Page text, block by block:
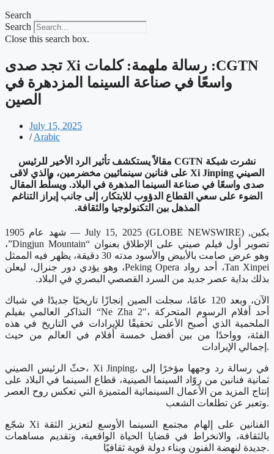
Search
Search
Close this search box.
‫CGTN: رسالة ملهمة: كلمات Xi تجد صدى
واسعًا في صناعة السينما المزدهرة في
الصين
July 15, 2025
/ Arabic
نشرت شبكة CGTN مقالاً يستكشف تأثير الرد الأخير للرئيس
الصيني Xi Jinping على فنانين سينمائيين مخضرمين، والذي لاقى
صدى واسعًا في صناعة السينما المذهرة في البلاد. ويسلِّط المقال
الضوء على سعي القطاع الدؤوب للابتكار، إلى جانب إبراز التناغم
المذهل بين التكنولوجيا والثقافة.
بكين, July 15, 2025 (GLOBE NEWSWIRE) — شهد عام 1905
تصوير أول فيلم صيني على الإطلاق بعنوان “Dingjun Mountain”،
وهو عرض صامت بالأبيض والأسود مدته 30 دقيقة، يظهر فيه الممثل
Tan Xinpei، أحد رواد Peking Opera، وهو يؤدي دور جنرال، ليعلن
بذلك بداية عصر جديد من السرد القصصي البصري في البلاد.
الآن، وبعد 120 عامًا، سجلت الصين إنجازًا تاريخيًا جديدًا في شباك
التذاكر العالمي بفيلم “Ne Zha 2″، أحد أفلام الرسوم المتحركة
الملحمية الذي أصبح الأعلى تحقيقًا للإيرادات في التاريخ في هذه
الفئة، وواحدًا من بين أفضل خمسة أفلام في العالم من حيث
إجمالي الإيرادات.
حثّ الرئيس الصيني، Xi Jinping، في رسالة رد وجهها مؤخرًا إلى
ثمانية فنانين من روّاد السينما الصينية، قطاع السينما في البلاد على
إنتاج المزيد من الأعمال السينمائية المتميزة التي تعكس روح العصر
وتعبر عن تطلعات الشعب.
شجّع Xi الفنانين على إلهام مجتمع السينما الأوسع لتعزيز الثقة
بالثقافة، والانخراط في قضايا الحياة الواقعية، وتقديم مساهمات
جديدة لنهضة الفنون وبناء دولة قوية ثقافيًا.